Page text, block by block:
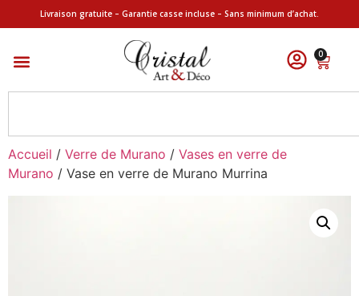
Livraison gratuite – Garantie casse incluse – Sans minimum d’achat.
0
Accueil / Verre de Murano / Vases en verre de
Murano / Vase en verre de Murano Murrina